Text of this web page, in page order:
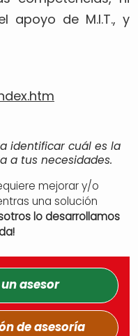
apoyo de M.I.T., y
identificar cuál es la
a tus necesidades.
mejorar y/o
una solución
lo desarrollamos
asesor
de asesoría